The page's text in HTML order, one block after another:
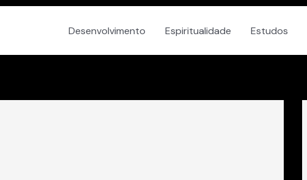
Desenvolvimento Espiritualidade Estudos